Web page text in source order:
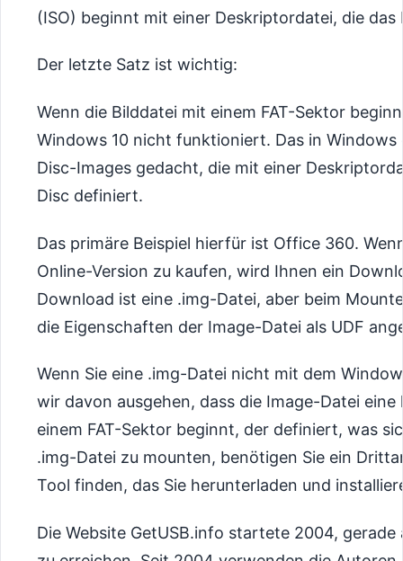
(ISO) beginnt mit einer Deskriptordatei, die
Der letzte Satz ist wichtig:
Wenn die Bilddatei mit einem FAT-Sektor
Windows 10 nicht funktioniert. Das in
Disc-Images gedacht, die mit einer
Disc definiert.
Das primäre Beispiel hierfür ist Office 360.
Online-Version zu kaufen, wird Ihnen ein
Download ist eine .img-Datei, aber beim
die Eigenschaften der Image-Datei als UDF
Wenn Sie eine .img-Datei nicht mit dem
wir davon ausgehen, dass die Image-Datei
einem FAT-Sektor beginnt, der definiert, was
.img-Datei zu mounten, benötigen Sie ein
Tool finden, das Sie herunterladen und
Die Website GetUSB.info startete 2004,